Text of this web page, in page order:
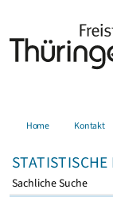
Home Kontakt
STATISTISCHE
Sachliche Suche